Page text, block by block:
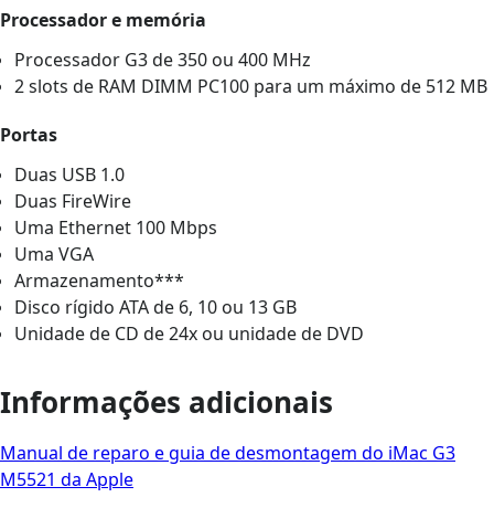
Processador e memória
Processador G3 de 350 ou 400 MHz
2 slots de RAM DIMM PC100 para um máximo de 512 MB
Portas
Duas USB 1.0
Duas FireWire
Uma Ethernet 100 Mbps
Uma VGA
Armazenamento***
Disco rígido ATA de 6, 10 ou 13 GB
Unidade de CD de 24x ou unidade de DVD
Informações adicionais
Manual de reparo e guia de desmontagem do iMac G3
M5521 da Apple